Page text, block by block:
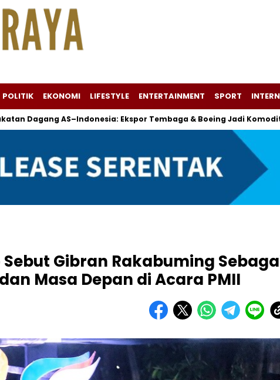
POLITIK EKONOMI LIFESTYLE ENTERTAINMENT SPORT
AS–Indonesia: Ekspor Tembaga & Boeing Jadi Komoditas
Gibran Rakabuming
Masa Depan di Acara PMII